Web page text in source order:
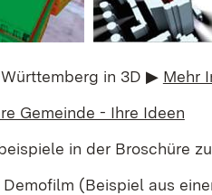
in 3D ▶ Mehr
Gemeinde - Ihre Ideen
in der Broschüre
(Beispiel aus